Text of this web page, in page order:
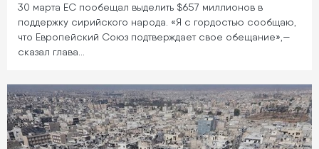
30 марта ЕС пообещал выделить $657 миллионов в
поддержку сирийского народа. «Я с гордостью сообщаю,
что Европейский Союз подтверждает свое обещание»,—
сказал глава…